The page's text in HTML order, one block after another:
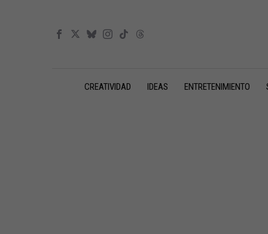
CREATIVIDAD IDEAS ENTRETENIMIENTO